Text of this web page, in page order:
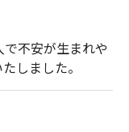
で不安が生まれや
しました。